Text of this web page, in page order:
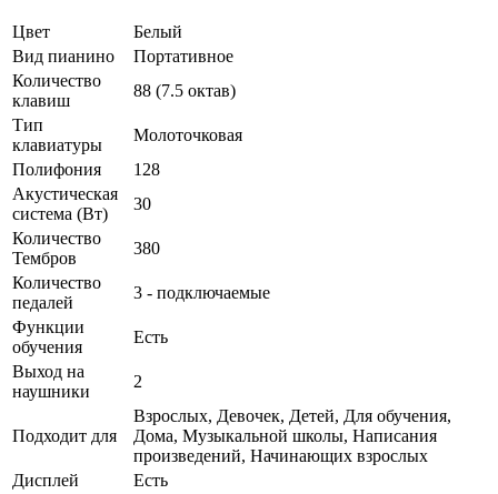
Цвет
Белый
Вид пианино
Портативное
Количество
клавиш
88 (7.5 октав)
Тип
клавиатуры
Молоточковая
Полифония
128
Акустическая
система (Вт)
30
Количество
Тембров
380
Количество
педалей
3 - подключаемые
Функции
обучения
Есть
Выход на
наушники
2
Подходит для
Взрослых, Девочек, Детей, Для обучения,
Дома, Музыкальной школы, Написания
произведений, Начинающих взрослых
Дисплей
Есть